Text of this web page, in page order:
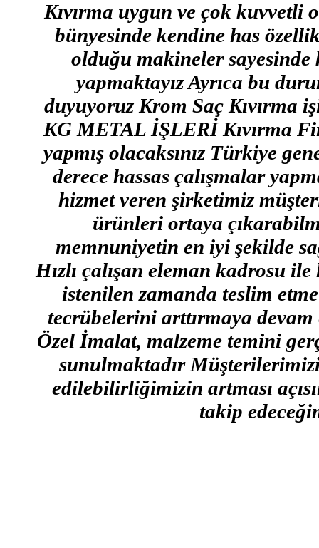
Kıvırma uygun ve çok kuvvetli
bünyesinde kendine has
olduğu makineler sayesinde
yapmaktayız Ayrıca bu
duyuyoruz Krom Saç Kıvırma
KG METAL İŞLERİ Kıvırma
yapmış olacaksınız Türkiye
derece hassas çalışmalar
hizmet veren şirketimiz
ürünleri ortaya
memnuniyetin en iyi şekilde
Hızlı çalışan eleman kadrosu
istenilen zamanda teslim
tecrübelerini arttırmaya
Özel İmalat, malzeme temini
sunulmaktadır
edilebilirliğimizin artması
takip